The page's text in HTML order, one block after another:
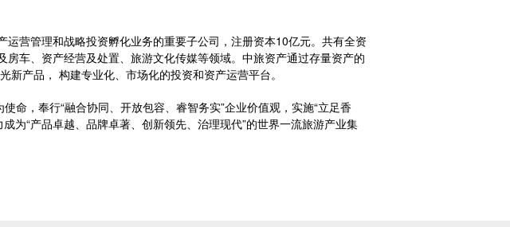
营管理和战略投资孵化业务的重要子公司，注册资本10亿元。共有全资
车、资产经营及处置、旅游文化传媒等领域。中旅资产通过存量资产的
产品， 构建专业化、市场化的投资和资产运营平台。
命，奉行“融合协同、开放包容、睿智务实”企业价值观，实施“立足香
为“产品卓越、品牌卓著、创新领先、治理现代”的世界一流旅游产业集